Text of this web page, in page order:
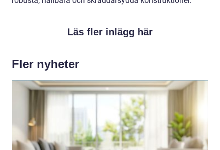
Läs fler inlägg här
Fler nyheter